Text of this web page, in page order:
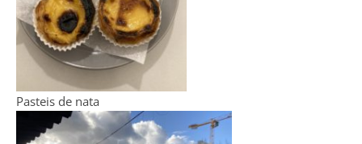
Pasteis de nata